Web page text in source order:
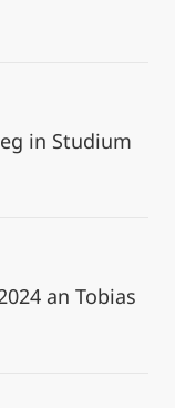
in Studium
an Tobias